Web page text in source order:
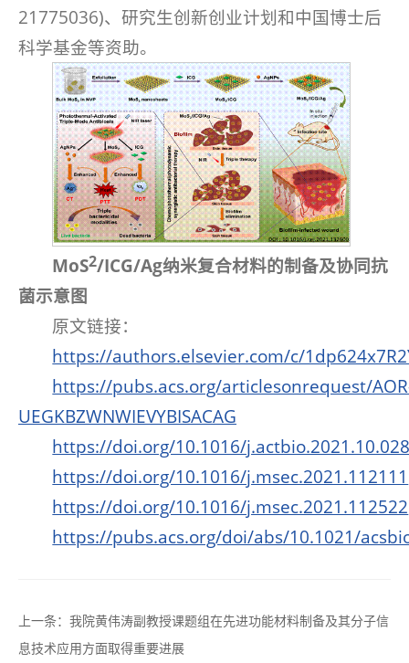
21775036)、研究生创新创业计划和中国博士后
科学基金等资助。
MoS2/ICG/Ag纳米复合材料的制备及协同抗
菌示意图
原文链接：
https://authors.elsevier.com/c/
https://pubs.acs.org/articlesonrequest/
UEGKBZWNWIEVYBISACAG
https://doi.org/10.1016/
https://doi.org/10.1016/j.msec.2021.112111
https://doi.org/10.1016/j.msec.2021.112522
https://pubs.acs.org/doi/abs/10.1021/
上一条： 我院黄伟涛副教授课题组在先进功能材料制备及其分子信
息技术应用方面取得重要进展